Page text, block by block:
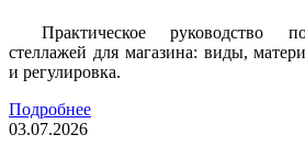
Практическое руководство
стеллажей для магазина: виды,
и регулировка.
Подробнее
03.07.2026